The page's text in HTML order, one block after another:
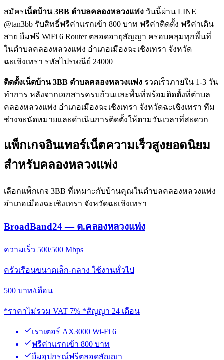
สมัครเน็ตบ้าน 3BB ตำบลคลองหลวงแพ่ง วันนี้ผ่าน LINE
@tan3bb รับสิทธิ์ฟรีค่าแรกเข้า 800 บาท ฟรีค่าติดตั้ง ฟรีค่าเดิน
สาย ยืมฟรี WiFi 6 Router ตลอดอายุสัญญา ครอบคลุมทุกพื้นที่
ในตำบลคลองหลวงแพ่ง อำเภอเมืองฉะเชิงเทรา จังหวัด
ฉะเชิงเทรา รหัสไปรษณีย์ 24000
ติดตั้งเน็ตบ้าน 3BB ตำบลคลองหลวงแพ่ง รวดเร็วภายใน 1-3 วัน
ทำการ หลังจากเอกสารครบถ้วนและพื้นที่พร้อมติดตั้งที่ตำบล
คลองหลวงแพ่ง อำเภอเมืองฉะเชิงเทรา จังหวัดฉะเชิงเทรา ทีม
ช่างจะนัดหมายและดำเนินการติดตั้งให้ตามวันเวลาที่สะดวก
แพ็กเกจอินเทอร์เน็ตความเร็วสูงยอดนิยม
สำหรับคลองหลวงแพ่ง
เลือกแพ็กเกจ 3BB ที่เหมาะกับบ้านคุณในตำบลคลองหลวงแพ่ง
อำเภอเมืองฉะเชิงเทรา จังหวัดฉะเชิงเทรา
BroadBand24 — ต.คลองหลวงแพ่ง
ความเร็ว 500/500 Mbps
ครัวเรือนขนาดเล็ก-กลาง ใช้งานทั่วไป
500 บาท/เดือน
*ราคาไม่รวม VAT 7% *สัญญา 24 เดือน
เราเตอร์ AX3000 Wi-Fi 6
ฟรีค่าแรกเข้า 800 บาท
ยืมอุปกรณ์ฟรีตลอดสัญญา